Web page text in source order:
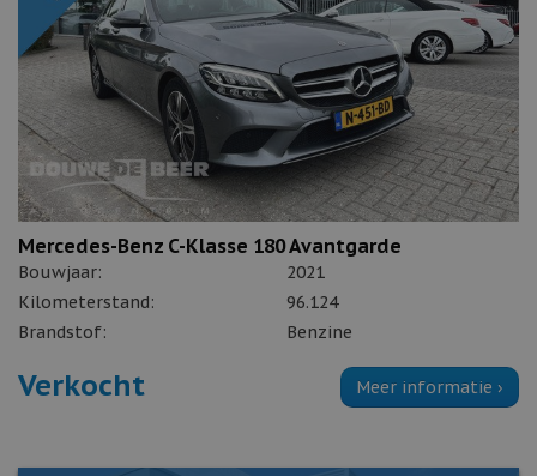
Mercedes-Benz C-Klasse 180 Avantgarde
Bouwjaar:
2021
Kilometerstand:
96.124
Brandstof:
Benzine
Verkocht Meer informatie ›